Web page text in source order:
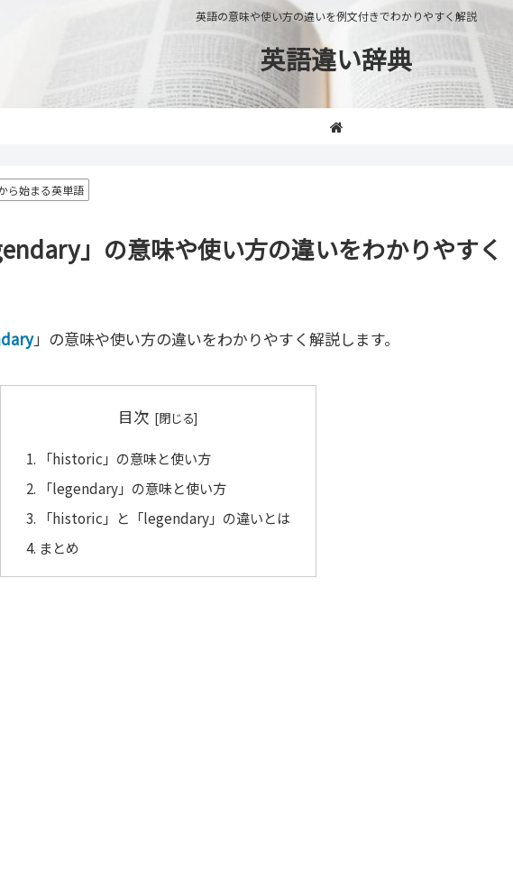
英語の意味や使い方の違いを例文付きでわかりやすく解説
英語違い辞典
ら始まる英単語
」の意味や使い方の違いをわかりやすく
」の意味や使い方の違いをわかりやすく解説します。
目次
「historic」の意味と使い方
「legendary」の意味と使い方
「historic」と「legendary」の違いとは
まとめ